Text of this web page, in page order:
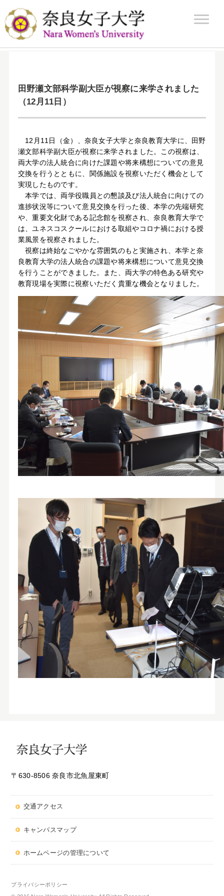
田野瀬文部科学副大臣が視察に来学されました
（12月11日）
12月11日（金）、奈良女子大学と奈良教育大学に、田野
瀬文部科学副大臣が視察に来学されました。この視察は、
両大学の法人統合に向けた課題や将来構想についての意見
交換を行うとともに、関係施設を視察いただく機会として
実現したものです。
本学では、両学役職員との懇談及び法人統合に向けての
進捗状況等について意見交換を行った後、本学の先端研究
や、重要文化財である記念館を視察され、奈良教育大学で
は、ユネスコスクールにおける取組やコロナ禍における授
業風景を視察されました。
視察は終始なごやかな雰囲気のもと実施され、本学と奈
良教育大学の法人統合の課題や将来構想について意見交換
を行うことができました。また、両大学の特色ある研究や
教育現場を実際に視察いただく貴重な機会となりました。
〒630-8506 奈良市北魚屋東町
交通アクセス
キャンパスマップ
ホームページの管理について
プライバシーポリシー